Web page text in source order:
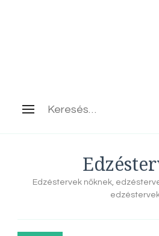
Keresés:
Edzéstervek nőknek,